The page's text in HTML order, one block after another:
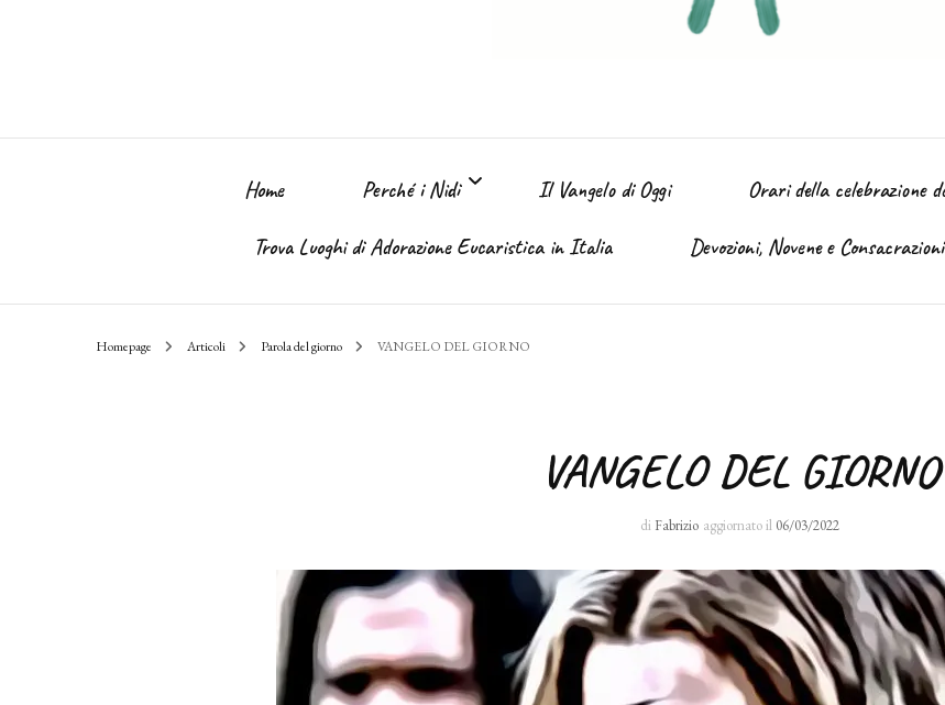
Home Perché i Nidi
Perché i Nidi dell’ Immacolata
Il Vangelo di Oggi Orari della celebrazione
Trova Luoghi di Adorazione Eucaristica in Italia Devozioni, Novene e Consacrazioni
Sacro Manto
Rosario 24 H
I primi cinque sabati del mese
Homepage Articoli Parola del giorno VANGELO DEL GIORNO
VANGELO DEL GIORNO
di Fabrizio aggiornato il 06/03/2022